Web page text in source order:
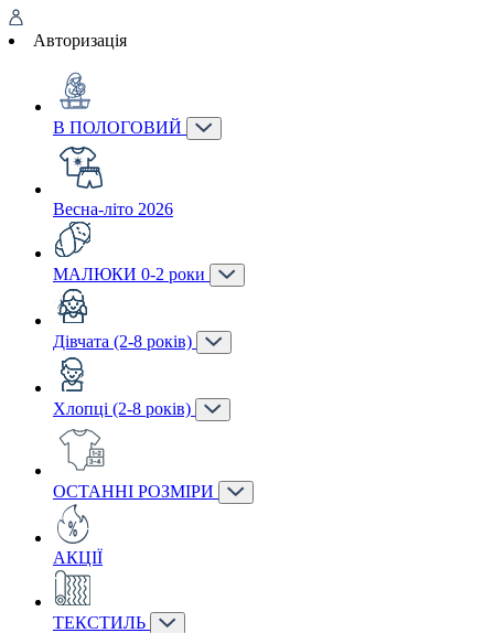
Авторизація
В ПОЛОГОВИЙ
Весна-літо 2026
МАЛЮКИ 0-2 роки
Дівчата (2-8 років)
Хлопці (2-8 років)
ОСТАННІ РОЗМІРИ
АКЦІЇ
ТЕКСТИЛЬ